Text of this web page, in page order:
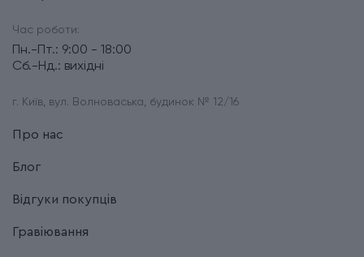
Час роботи:
Пн.-Пт.: 9:00 - 18:00
Сб.-Нд.: вихідні
г. Київ, вул. Волноваська, будинок № 12/16
Про нас
Блог
Відгуки покупців
Гравіювання